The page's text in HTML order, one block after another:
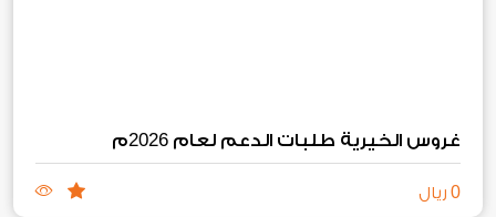
غروس الخيرية طلبات الدعم لعام 2026م
0 ريال